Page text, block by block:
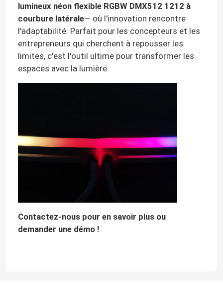
lumineux néon flexible RGBW DMX512 1212 à
courbure latérale— où l'innovation rencontre
l'adaptabilité. Parfait pour les concepteurs et les
entrepreneurs qui cherchent à repousser les
limites, c'est l'outil ultime pour transformer les
espaces avec la lumière.
Contactez-nous pour en savoir plus ou
demander une démo !